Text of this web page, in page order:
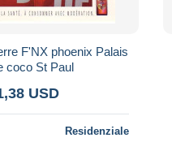
F'NX phoenix Palais
coco St Paul
USD
Residenziale